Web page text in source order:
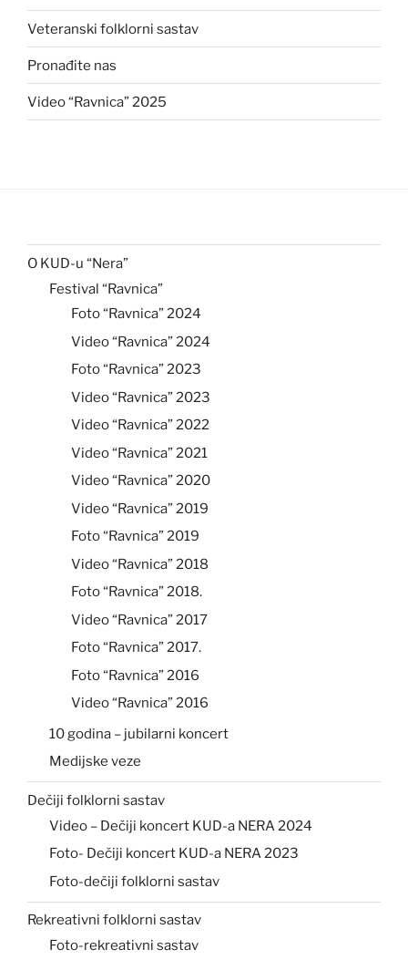
Veteranski folklorni sastav
Pronađite nas
Video “Ravnica” 2025
O KUD-u “Nera”
Festival “Ravnica”
Foto “Ravnica” 2024
Video “Ravnica” 2024
Foto “Ravnica” 2023
Video “Ravnica” 2023
Video “Ravnica” 2022
Video “Ravnica” 2021
Video “Ravnica” 2020
Video “Ravnica” 2019
Foto “Ravnica” 2019
Video “Ravnica” 2018
Foto “Ravnica” 2018.
Video “Ravnica” 2017
Foto “Ravnica” 2017.
Foto “Ravnica” 2016
Video “Ravnica” 2016
10 godina – jubilarni koncert
Medijske veze
Dečiji folklorni sastav
Video – Dečiji koncert KUD-a NERA 2024
Foto- Dečiji koncert KUD-a NERA 2023
Foto-dečiji folklorni sastav
Rekreativni folklorni sastav
Foto-rekreativni sastav